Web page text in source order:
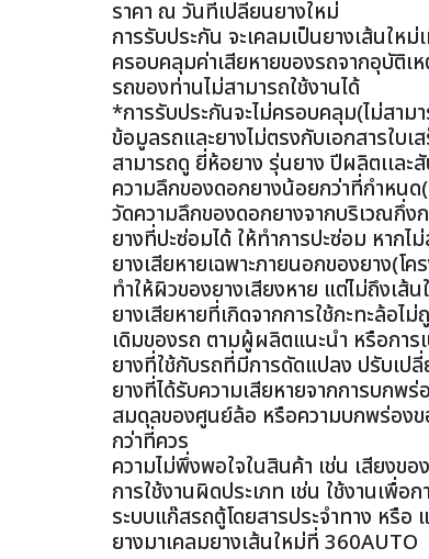
ราคา ณ วันที่เปลี่ยนยางใหม่
การรับประกัน จะเคลมเป็นยางเส้นให
ครอบคลุมค่าเสียหายของรถจากอุบัติเห
รถของท่านไม่สามารถใช้งานได้
*การรับประกันจะไม่ครอบคลุม(ไม่สา
ข้อมูลรถและยางไม่ตรงกับเอกสารใบ
สามารถดู ยี่ห้อยาง รุ่นยาง ปีผลิตเเละ
ความลึกของดอกยางน้อยกว่าที่กำหน
วัดความลึกของดอกยางจากบริเวณกึ่ง
ยางที่ปะซ่อมได้ ให้ทำการปะซ่อม หาก
ยางเสียหายเฉพาะภายนอกของยาง(โ
ทำให้ผิวของยางเสียงหาย แต่ไม่ถึงเส้น
ยางเสียหายที่เกิดจากการใช้กะทะล้อ
เดิมของรถ ตามผู้ผลิตแนะนำ หรือการ
ยางที่ใช้กับรถที่มีการดัดแปลง ปรับเป
ยางที่ได้รับความเสียหายจากการบกพ
สมดุลของศูนย์ล้อ หรือความบกพร่องข
กว่าที่ควร
ความไม่พึ่งพอใจในสินค้า เช่น เสียงข
การใช้งานผิดประเภท เช่น ใช้งานเพื่
ระบบแก๊สรถตู้โดยสารประจำทาง หรือ
ยางมาเคลมยางเส้นใหม่ที่ 360AUTO